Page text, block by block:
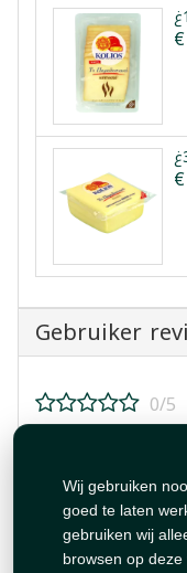
Wij gebruiken
goed te laten
gebruiken wij
browsen op
Gebruiker
0/5